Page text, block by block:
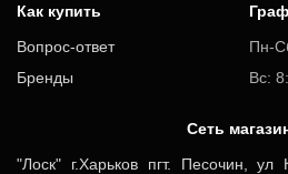
Как купить
Вопрос-ответ
Бренды
Пн-
Вс:
Cеть
"Лоск" г.Харьков пгт. Песочин, ул